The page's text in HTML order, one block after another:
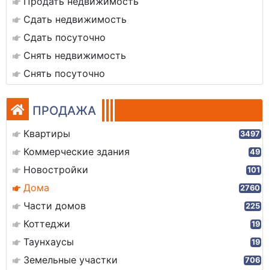
Сдать недвижимость
Сдать посуточно
Снять недвижимость
Снять посуточно
ПРОДАЖА
Квартиры 3497
Коммерческие здания 49
Новостройки 101
Дома 2760
Части домов 225
Коттеджи 19
Таунхаусы 19
Земельные участки 706